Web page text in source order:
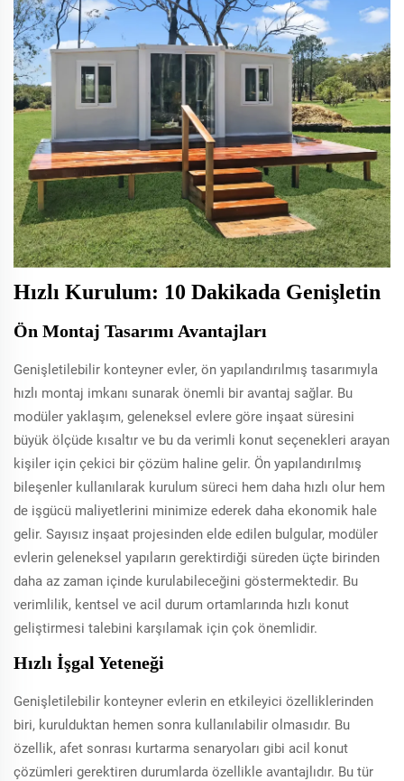
Hızlı Kurulum: 10 Dakikada Genişletin
Ön Montaj Tasarımı Avantajları
Genişletilebilir konteyner evler, ön yapılandırılmış tasarımıyla
hızlı montaj imkanı sunarak önemli bir avantaj sağlar. Bu
modüler yaklaşım, geleneksel evlere göre inşaat süresini
büyük ölçüde kısaltır ve bu da verimli konut seçenekleri arayan
kişiler için çekici bir çözüm haline gelir. Ön yapılandırılmış
bileşenler kullanılarak kurulum süreci hem daha hızlı olur hem
de işgücü maliyetlerini minimize ederek daha ekonomik hale
gelir. Sayısız inşaat projesinden elde edilen bulgular, modüler
evlerin geleneksel yapıların gerektirdiği süreden üçte birinden
daha az zaman içinde kurulabileceğini göstermektedir. Bu
verimlilik, kentsel ve acil durum ortamlarında hızlı konut
geliştirmesi talebini karşılamak için çok önemlidir.
Hızlı İşgal Yeteneği
Genişletilebilir konteyner evlerin en etkileyici özelliklerinden
biri, kurulduktan hemen sonra kullanılabilir olmasıdır. Bu
özellik, afet sonrası kurtarma senaryoları gibi acil konut
çözümleri gerektiren durumlarda özellikle avantajlıdır. Bu tür